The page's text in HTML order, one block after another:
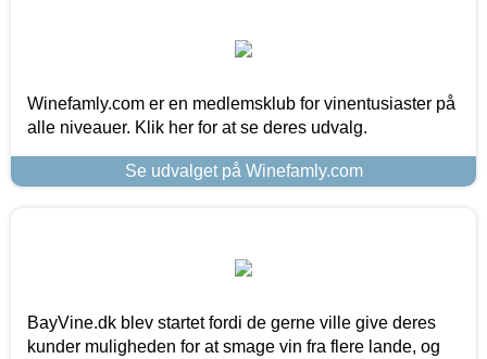
Winefamly.com er en medlemsklub for vinentusiaster på
alle niveauer. Klik her for at se deres udvalg.
Se udvalget på Winefamly.com
BayVine.dk blev startet fordi de gerne ville give deres
kunder muligheden for at smage vin fra flere lande, og